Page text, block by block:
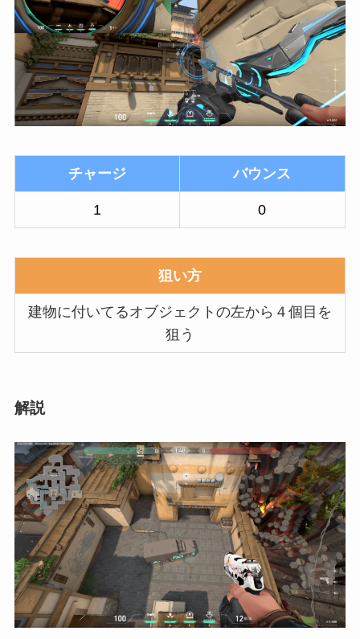
チャージ バウンス
1 0
狙い方
建物に付いてるオブジェクトの左から４個目を
狙う
解説